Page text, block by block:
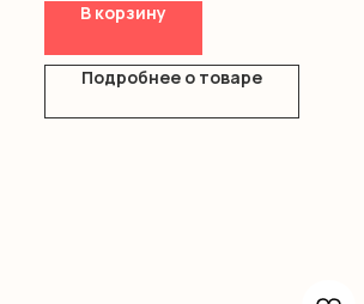
В корзину
Подробнее о товаре